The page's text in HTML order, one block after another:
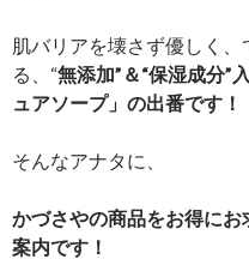
肌バリアを壊さず優しく
る、“無添加”＆“保湿成分”
ュアソープ」の出番です！
そんなアナタに、
かづさやの商品をお得に
案内です！